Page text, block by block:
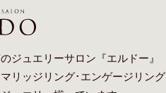
ジュエリーサロン『エルドー』
マリッジリング･ エンゲージリング